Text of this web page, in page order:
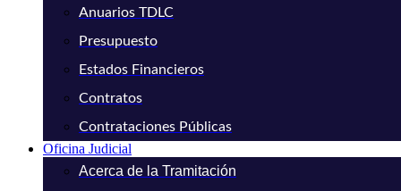
Anuarios TDLC
Presupuesto
Estados Financieros
Contratos
Contrataciones Públicas
Oficina Judicial
Acerca de la Tramitación